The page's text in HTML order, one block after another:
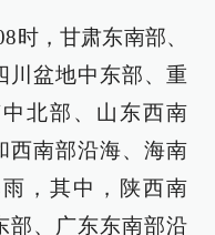
时，甘肃东南部、
川盆地中东部、重
北部、山东西南
西南部沿海、海南
，其中，陕西南
部、广东东南部沿